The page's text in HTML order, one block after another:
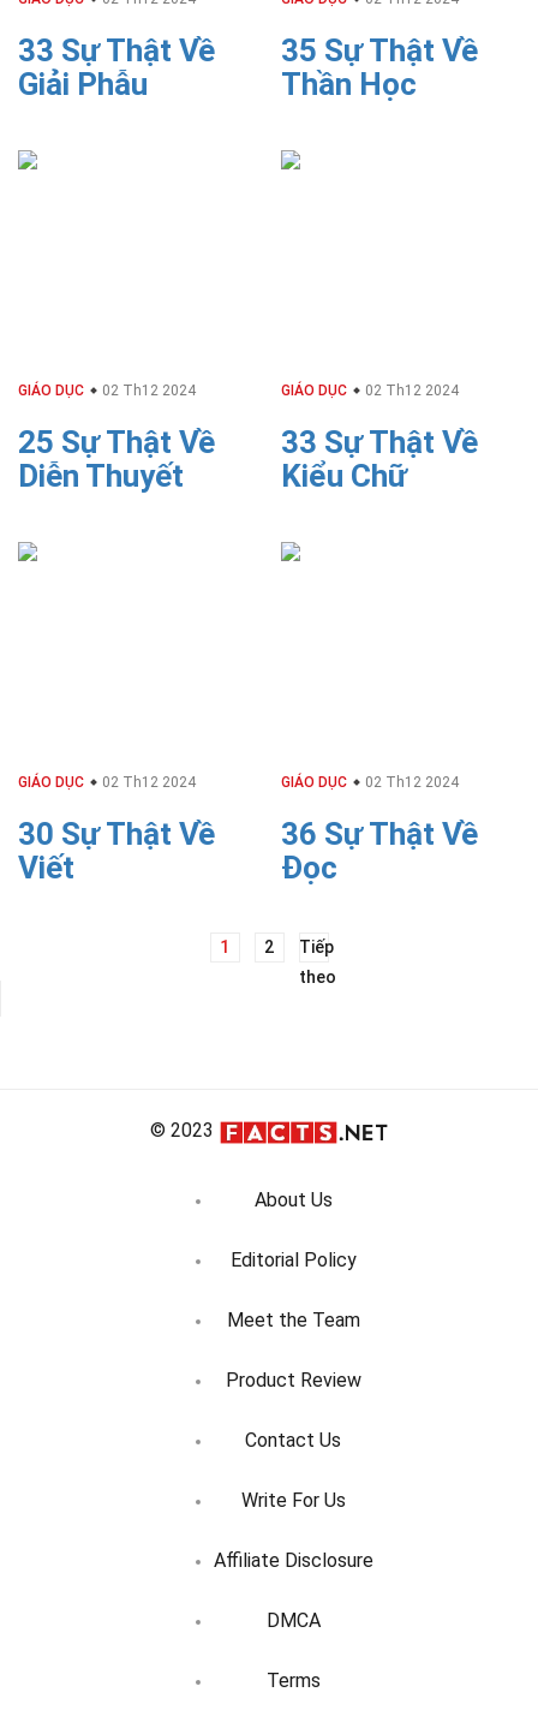
33 Sự Thật Về
Giải Phẫu
35 Sự Thật Về
Thần Học
GIÁO DỤC 02 Th12 2024
25 Sự Thật Về
Diễn Thuyết
GIÁO DỤC 02 Th12 2024
33 Sự Thật Về
Kiểu Chữ
GIÁO DỤC 02 Th12 2024
30 Sự Thật Về
Viết
GIÁO DỤC 02 Th12 2024
36 Sự Thật Về
Đọc
1 2
Tiếp
theo
© 2023
About Us
Editorial Policy
Meet the Team
Product Review
Contact Us
Write For Us
Affiliate Disclosure
DMCA
Terms